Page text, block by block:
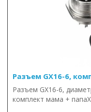
Разъем GX16-6,
Разъем GX16-6,
комплект мама +